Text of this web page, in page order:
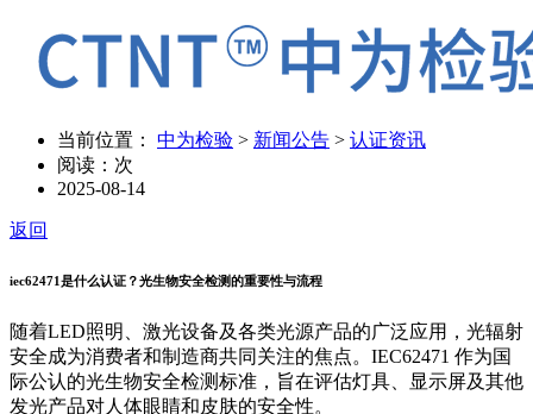
当前位置： 中为检验 > 新闻公告 > 认证资讯
阅读： 次
2025-08-14
返回
iec62471是什么认证？光生物安全检测的重要性与流程
随着LED照明、激光设备及各类光源产品的广泛应用，光辐射
安全成为消费者和制造商共同关注的焦点。IEC62471 作为国
际公认的光生物安全检测标准，旨在评估灯具、显示屏及其他
发光产品对人体眼睛和皮肤的安全性。